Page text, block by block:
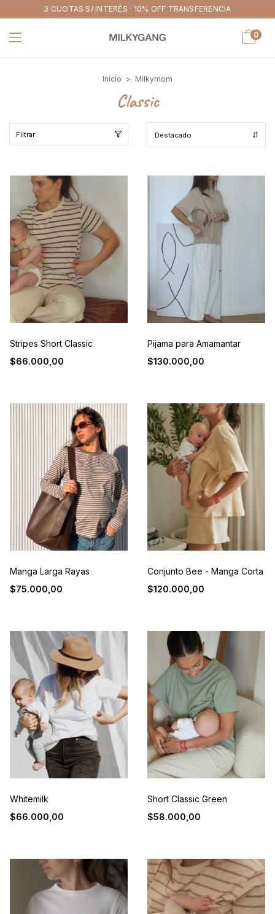
3 CUOTAS S/ INTERÉS · 10% OFF TRANSFERENCIA
0
Inicio > Milkymom
Classic
Filtrar
Stripes Short Classic
$66.000,00
Pijama para Amamantar
$130.000,00
Manga Larga Rayas
$75.000,00
Conjunto Bee - Manga Corta
$120.000,00
Whitemilk
$66.000,00
Short Classic Green
$58.000,00